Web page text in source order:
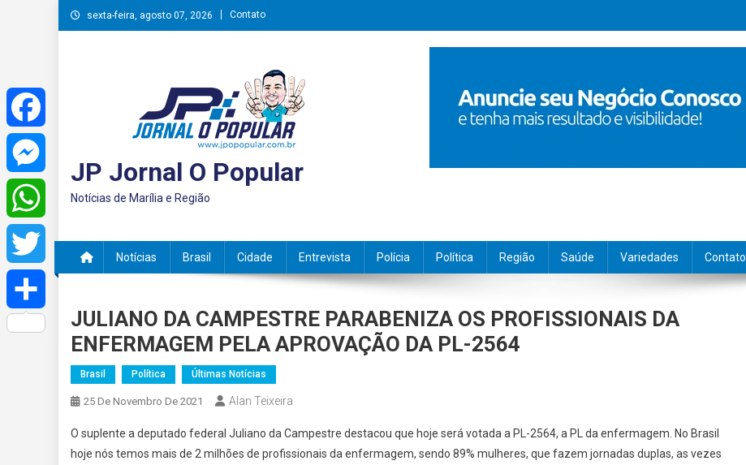
Skip
to
sexta-feira, agosto 07, 2026 Contato
JP Jornal O Popular
Notícias de Marília e Região
Notícias Brasil Cidade Entrevista Polícia Política Região Saúde Variedades Contato
JULIANO DA CAMPESTRE PARABENIZA OS PROFISSIONAIS DA
ENFERMAGEM PELA APROVAÇÃO DA PL-2564
Brasil Política Últimas Notícias
25 De Novembro De 2021 Alan Teixeira
O suplente a deputado federal Juliano da Campestre destacou que hoje será votada a PL-2564, a PL da enfermagem. No Brasil
hoje nós temos mais de 2 milhões de profissionais da enfermagem, sendo 89% mulheres, que fazem jornadas duplas, as vezes
Facebook
Messenger
WhatsApp
Twitter
Share